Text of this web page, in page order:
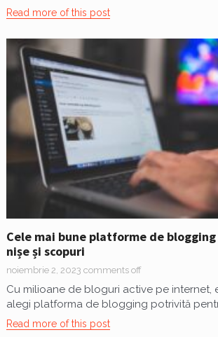
Read more of this post
Cele mai bune platforme de
nișe și scopuri
noiembrie 2, 2023 comments off
Cu milioane de bloguri active pe internet,
alegi platforma de blogging potrivită
Read more of this post